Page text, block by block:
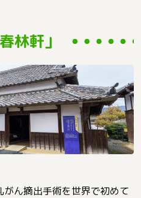
林軒」
ん摘出手術を世界で初めて